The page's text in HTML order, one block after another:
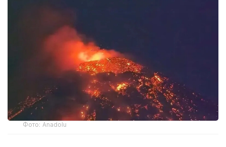
Фото: Anadolu